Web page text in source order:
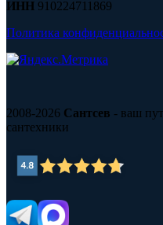
ИНН 910224711869
Политика
2008-2026 Сантсев - ваш
сантехники